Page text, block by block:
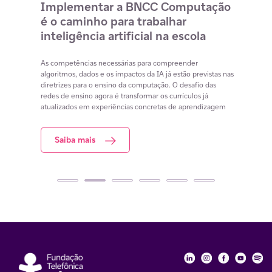
Implementar a BNCC Computação
é o caminho para trabalhar
inteligência artificial na escola
As competências necessárias para compreender
algoritmos, dados e os impactos da IA já estão previstas nas
diretrizes para o ensino da computação. O desafio das
redes de ensino agora é transformar os currículos já
atualizados em experiências concretas de aprendizagem
Saiba mais
Fundação
Fundação